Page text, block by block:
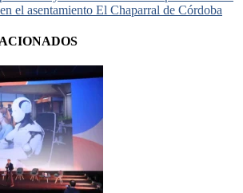
el asentamiento El Chaparral de Córdoba